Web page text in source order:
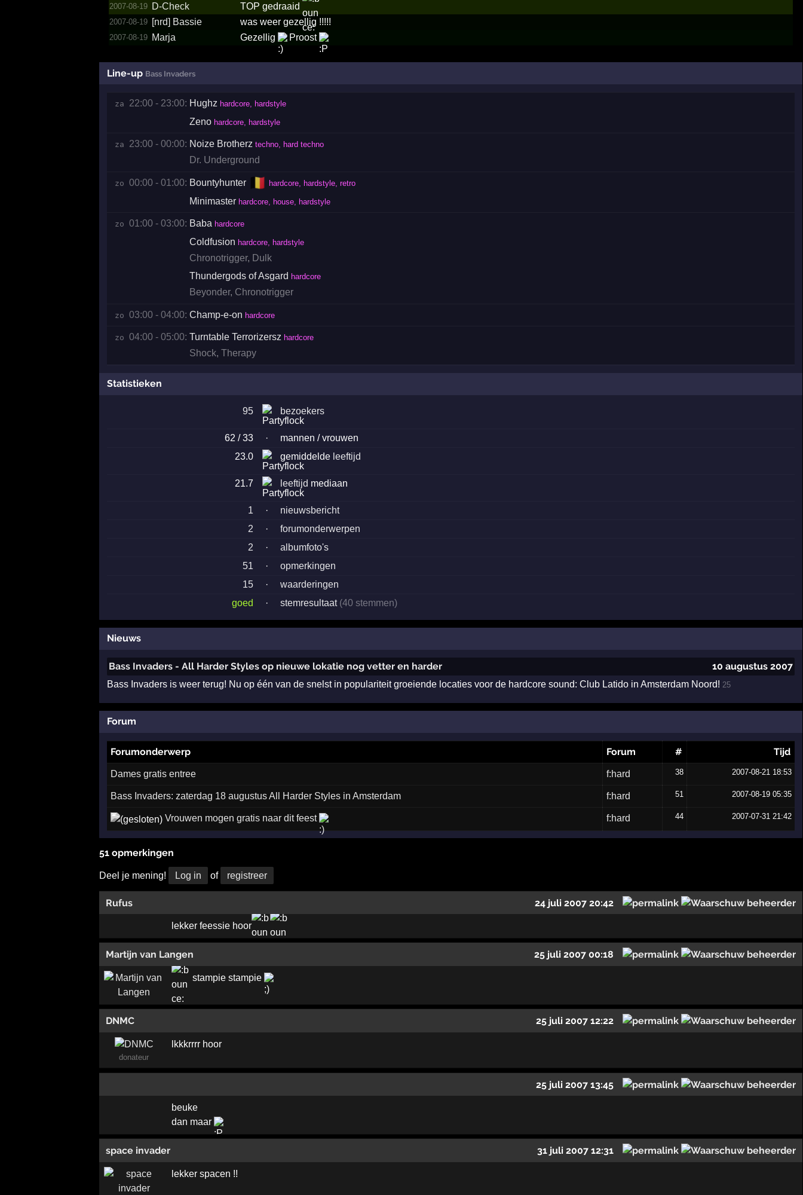
2007-08-19 D-Check TOP gedraaid
2007-08-19 [nrd] Bassie was weer gezellig !!!!!
2007-08-19 Marja Gezellig Proost
Line-up Bass Invaders
za 22:00 - 23:00: Hughz hardcore, hardstyle
Zeno hardcore, hardstyle
za 23:00 - 00:00: Noize Brotherz techno, hard techno
Dr. Underground
zo 00:00 - 01:00: Bountyhunter 🇧🇪 hardcore, hardstyle, retro
Minimaster hardcore, house, hardstyle
zo 01:00 - 03:00: Baba hardcore
Coldfusion hardcore, hardstyle
Chronotrigger, Dulk
Thundergods of Asgard hardcore
Beyonder, Chronotrigger
zo 03:00 - 04:00: Champ-e-on hardcore
zo 04:00 - 05:00: Turntable Terrorizersz hardcore
Shock, Therapy
Statistieken
95 bezoekers
62 / 33 ·
mannen / vrouwen
23.0
gemiddelde leeftijd
21.7 leeftijd mediaan
1 ·
nieuwsbericht
2
·
forumonderwerpen
2
·
albumfoto's
51
·
opmerkingen
15
·
waarderingen
goed
· stemresultaat (40 stemmen)
Nieuws
Bass Invaders - All Harder Styles op nieuwe lokatie nog vetter en harder 10 augustus 2007
Bass Invaders is weer terug! Nu op één van de snelst in populariteit groeiende locaties voor de hardcore sound: Club Latido in Amsterdam Noord! 25
Forum
Forumonderwerp Forum # Tijd
Dames gratis entree f:hard 38 2007-08-21 18:53
Bass Invaders: zaterdag 18 augustus All Harder Styles in Amsterdam f:hard 51 2007-08-19 05:35
Vrouwen mogen gratis naar dit feest f:hard 44 2007-07-31 21:42
51 opmerkingen
Deel je mening! Log in of registreer
Rufus 24 juli 2007 20:42
lekker feessie hoor
Martijn van Langen 25 juli 2007 00:18
stampie stampie
DNMC 25 juli 2007 12:22
donateur
lkkkrrrr hoor
25 juli 2007 13:45
beuke
dan maar
space invader 31 juli 2007 12:31
lekker spacen !!